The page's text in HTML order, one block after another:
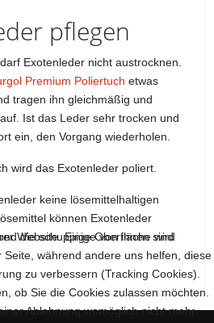
pflegen
Exotenleder nicht austrocknen.
Premium Poliertuch etwas
tragen ihn gleichmäßig und
Ist das Leder sehr trocken und
ein, den Vorgang wiederholen.
wird das Exotenleder poliert.
keine lösemittelhaltigen
können Exotenleder
die schuppige Oberfläche wird
Website. Einige von ihnen sind
während andere uns helfen, diese
zu verbessern (Tracking Cookies).
ob Sie die Cookies zulassen möchten.
Ablehnung womöglich nicht mehr